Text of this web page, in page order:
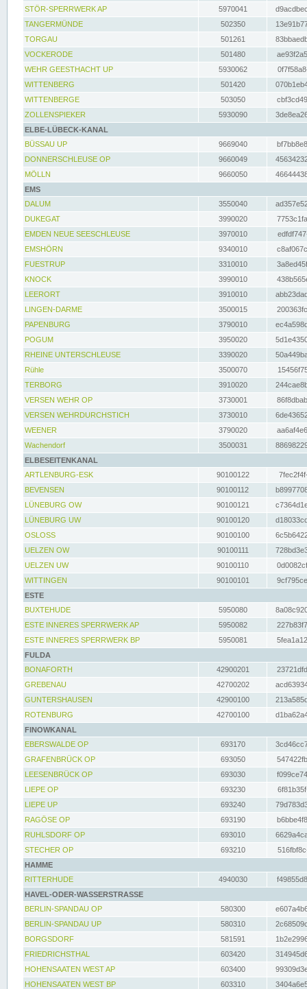
STÖR-SPERRWERK AP 5970041
TANGERMÜNDE
502350
TORGAU
501261
VOCKERODE
501480
WEHR GEESTHACHT UP
5930062
WITTENBERG
501420
WITTENBERGE
503050
ZOLLENSPIEKER
5930090
ELBE-LÜBECK-KANAL
BÜSSAU UP
9669040
DONNERSCHLEUSE OP
9660049
MÖLLN
9660050
EMS
DALUM
3550040
DUKEGAT
3990020
EMDEN NEUE SEESCHLEUSE
3970010
EMSHÖRN
9340010
FUESTRUP
3310010
KNOCK
3990010
LEERORT
3910010
LINGEN-DARME
3500015
PAPENBURG
3790010
POGUM
3950020
RHEINE UNTERSCHLEUSE
3390020
Rühle
3500070
TERBORG
3910020
VERSEN WEHR OP
3730001
VERSEN WEHRDURCHSTICH
3730010
WEENER
3790020
Wachendorf
3500031
ELBESEITENKANAL
ARTLENBURG-ESK
90100122
BEVENSEN
90100112
LÜNEBURG OW
90100121
LÜNEBURG UW
90100120
OSLOSS
90100100
UELZEN OW
90100111
UELZEN UW
90100110
WITTINGEN
90100101
ESTE
BUXTEHUDE
5950080
ESTE INNERES SPERRWERK AP
5950082
ESTE INNERES SPERRWERK BP
5950081
FULDA
BONAFORTH
42900201
GREBENAU
42700202
GUNTERSHAUSEN
42900100
ROTENBURG
42700100
FINOWKANAL
EBERSWALDE OP
693170
GRAFENBRÜCK OP
693050
LEESENBRÜCK OP
693030
LIEPE OP
693230
LIEPE UP
693240
RAGÖSE OP
693190
RUHLSDORF OP
693010
STECHER OP
693210
HAMME
RITTERHUDE
4940030
HAVEL-ODER-WASSERSTRASSE
BERLIN-SPANDAU OP
580300
BERLIN-SPANDAU UP
580310
BORGSDORF
581591
FRIEDRICHSTHAL
603420
HOHENSAATEN WEST AP
603400
HOHENSAATEN WEST BP
603310